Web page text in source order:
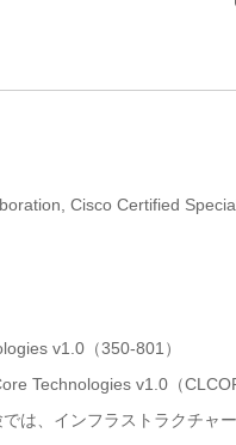
Cisco Certified
v1.0（350-801）
Technologies v1.0（
は、インフラストラクチャ